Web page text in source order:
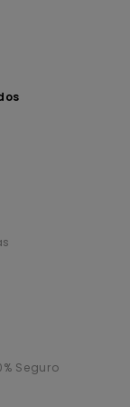
Seguro